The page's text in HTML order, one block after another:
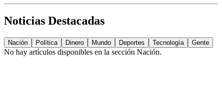
Noticias Destacadas
Nación Política Dinero Mundo Deportes Tecnología Gente
No hay artículos disponibles en la sección Nación.